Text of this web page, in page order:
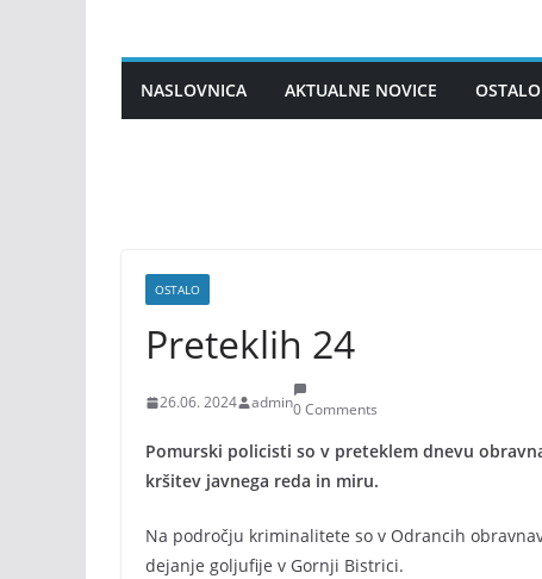
contentNASLOVNICA AKTUALNE NOVICE OSTALO
OSTALO
Preteklih 24
26.06. 2024 admin0 Comments
Pomurski policisti so v preteklem dnevu
kršitev javnega reda in miru.
Na področju kriminalitete so v Odrancih
dejanje goljufije v Gornji Bistrici.